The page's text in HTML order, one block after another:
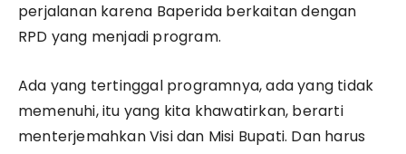
perjalanan karena Baperida berkaitan dengan
RPD yang menjadi program.
Ada yang tertinggal programnya, ada yang tidak
memenuhi, itu yang kita khawatirkan, berarti
menterjemahkan Visi dan Misi Bupati. Dan harus